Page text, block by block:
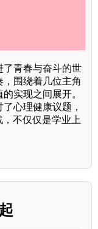
了青春与奋斗的世
围绕着几位主角
实现之间展开。
心理健康议题，
不仅仅是学业上